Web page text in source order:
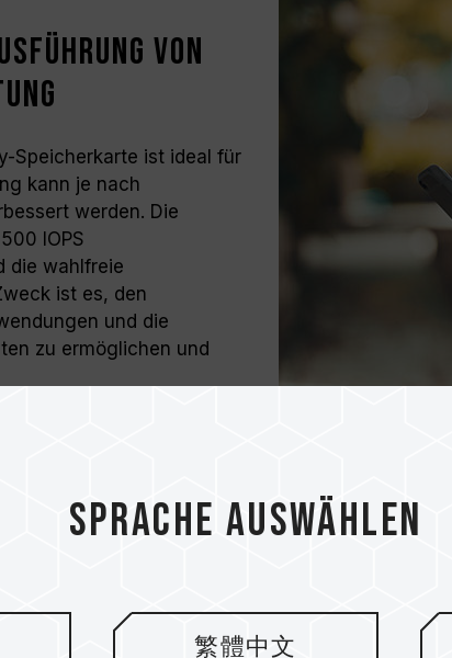
von
Speicherkarte ist ideal für
kann je nach
werden. Die
IOPS
die wahlfreie
ist es, den
und die
zu ermöglichen und
Kompatibel
Qualität
Sprache auswählen
繁體中文